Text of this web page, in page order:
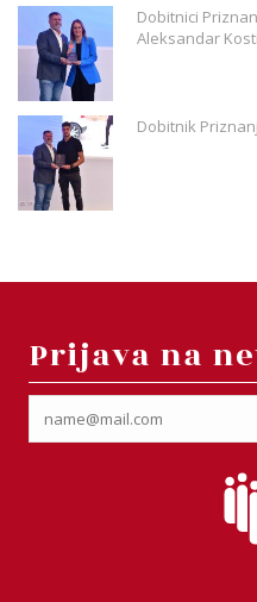
Dobitnici
Aleksandar
Dobitnik
Prijava na